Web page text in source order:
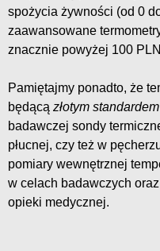
spożycia żywności (od 0
zaawansowane
znacznie powyżej 100
Pamiętajmy ponadto, że
będącą złotym standardem
badawczej sondy
płucnej, czy też w
pomiary wewnętrznej
w celach badawczych
opieki medycznej.